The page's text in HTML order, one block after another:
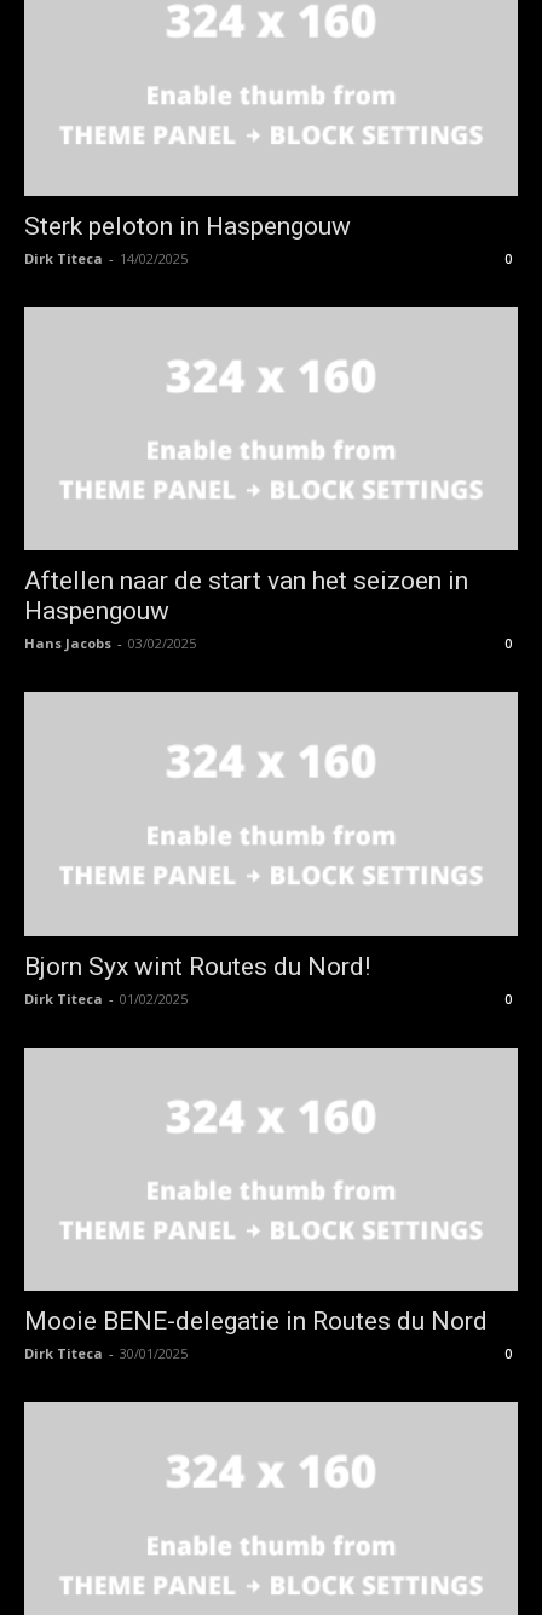
Sterk peloton in Haspengouw
Dirk Titeca - 14/02/2025 0
Aftellen naar de start van het seizoen in
Haspengouw
Hans Jacobs - 03/02/2025 0
Bjorn Syx wint Routes du Nord!
Dirk Titeca - 01/02/2025 0
Mooie BENE-delegatie in Routes du Nord
Dirk Titeca - 30/01/2025 0